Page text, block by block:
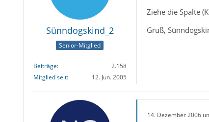
Sünndogskind_2
Senior-Mitglied
Beiträge
2.158
Mitglied seit
12. Jun. 2005
Ziehe die Spalte
Gruß,
14. Dezember 2006